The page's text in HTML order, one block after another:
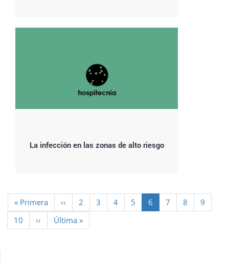
La infección en las zonas de alto riesgo
Paginación
Primera
página
« Primera
Página
anterior
‹‹ Page
2 Page
3 Page
4 Page
5
Página
actual
6 Page
7 Page
8 Page
9
Page
10
Siguiente
página
››
Última
página
Última »